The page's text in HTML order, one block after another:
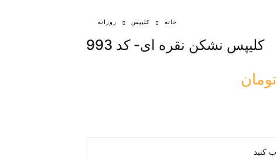
خانه کلیپس روزانه
کلیپس نشکن نقره ای- کد 993
تومان